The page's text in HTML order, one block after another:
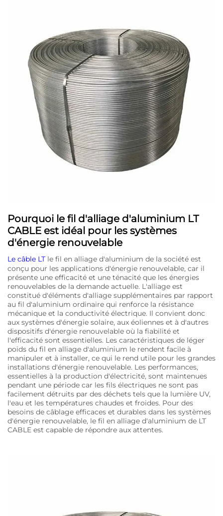
Pourquoi le fil d'alliage d'aluminium LT
CABLE est idéal pour les systèmes
d'énergie renouvelable
Le câble LT le fil en alliage d'aluminium de la société est
conçu pour les applications d'énergie renouvelable, car il
présente une efficacité et une ténacité que les énergies
renouvelables de la demande actuelle. L'alliage est
constitué d'éléments d'alliage supplémentaires par rapport
au fil d'aluminium ordinaire qui renforce la résistance
mécanique et la conductivité électrique. Il convient donc
aux systèmes d'énergie solaire, aux éoliennes et à d'autres
dispositifs d'énergie renouvelable où la fiabilité et
l'efficacité sont essentielles. Les caractéristiques de léger
poids du fil en alliage d'aluminium le rendent facile à
manipuler et à installer, ce qui le rend utile pour les grandes
installations d'énergie renouvelable. Les performances,
essentielles à la production d'électricité, sont maintenues
pendant une période car les fils électriques ne sont pas
facilement détruits par des déchets tels que la lumière UV,
l'eau et les températures chaudes et froides. Pour des
besoins de câblage efficaces et durables dans les systèmes
d'énergie renouvelable, le fil en alliage d'aluminium de LT
CABLE est capable de répondre aux attentes.